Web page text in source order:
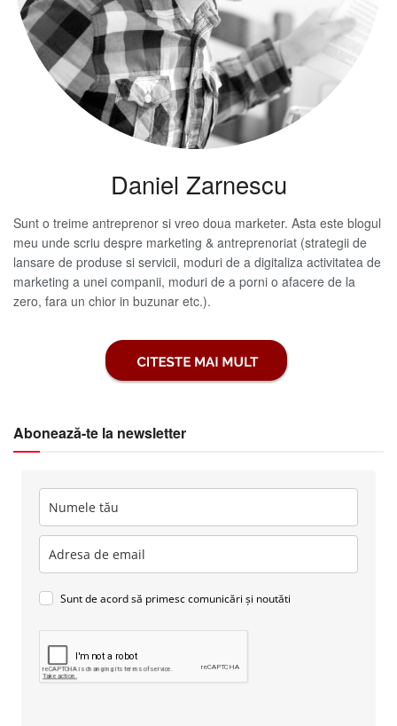
Daniel Zarnescu
Sunt o treime antreprenor si vreo doua marketer. Asta este blogul
meu unde scriu despre marketing & antreprenoriat (strategii de
lansare de produse si servicii, moduri de a digitaliza activitatea de
marketing a unei companii, moduri de a porni o afacere de la
zero, fara un chior in buzunar etc.).
Abonează-te la newsletter
Sunt de acord să primesc comunicări și noutăti